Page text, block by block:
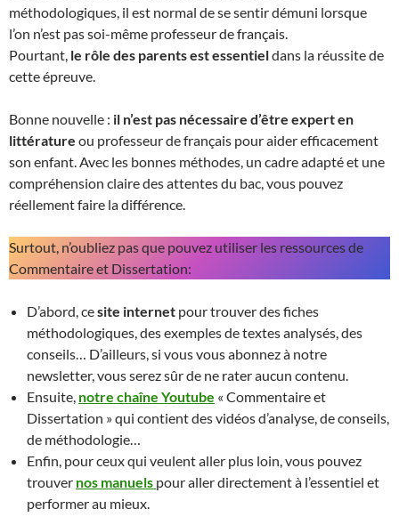
méthodologiques, il est normal de se sentir démuni lorsque
l’on n’est pas soi-même professeur de français.
Pourtant, le rôle des parents est essentieldans la réussite de
cette épreuve.
Bonne nouvelle : il n’est pas nécessaire d’être expert en
littérature ou professeur de français pour aider efficacement
son enfant. Avec les bonnes méthodes, un cadre adapté et une
compréhension claire des attentes du bac, vous pouvez
réellement faire la différence.
Surtout, n’oubliez pas que pouvez utiliser les ressources de
Commentaire et Dissertation:
D’abord, cesite internet pour trouver des fiches
méthodologiques, des exemples de textes analysés, des
conseils… D’ailleurs, si vous vous abonnez à notre
newsletter, vous serez sûr de ne rater aucun contenu.
Ensuite, notre chaîne Youtube « Commentaire et
Dissertation » qui contient des vidéos d’analyse, de conseils,
de méthodologie…
Enfin, pour ceux qui veulent aller plus loin, vous pouvez
trouver nos manuels pour aller directement à l’essentiel et
performer au mieux.